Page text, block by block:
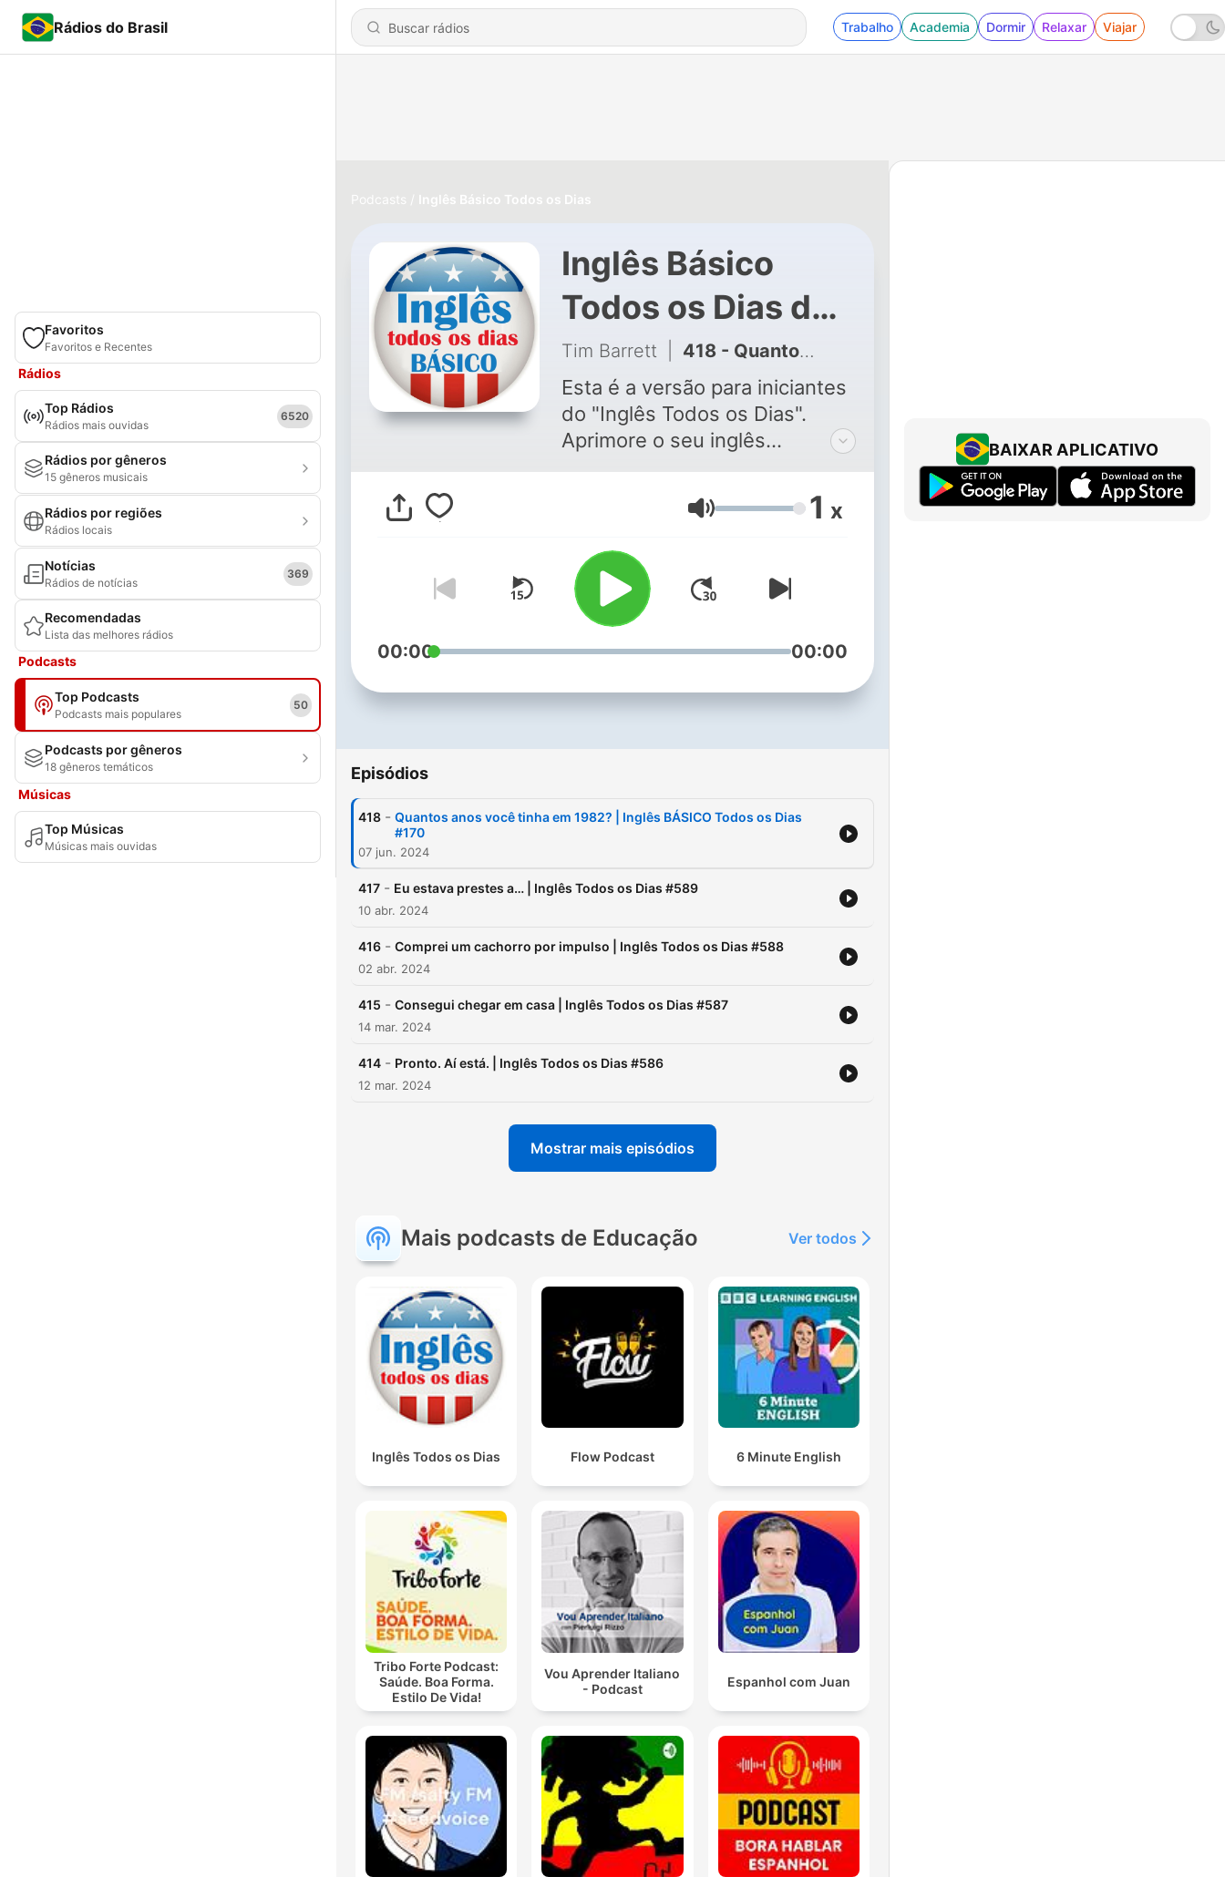
Rádios do Brasil Trabalho Academia Dormir Relaxar Viajar
Favoritos
Favoritos e Recentes
Rádios
Top Rádios
Rádios mais ouvidas
6520
Rádios por gêneros
15 gêneros musicais
Rádios por regiões
Rádios locais
Notícias
Rádios de notícias
369
Recomendadas
Lista das melhores rádios
Podcasts
Top Podcasts
Podcasts mais populares
50
Podcasts por gêneros
18 gêneros temáticos
Músicas
Top Músicas
Músicas mais ouvidas
Podcasts Inglês Básico Todos os Dias
Inglês Básico
Todos os Dias de
Tim Barrett
Tim Barrett 418 - Quantos anos você tinha em 1982? | Inglês BÁSICO Todos os Dias #170
Esta é a versão para iniciantes
do "Inglês Todos os Dias".
Aprimore o seu inglês
diáriamente com estes mini-
podcasts de 5 minutos com o
professor Tim Barrett de
www.domineingles.com.br.
Aprenda inglês do dia a dia,
estruturas básicas no inglês,
expressões, phrasal verbs,
preposições, collocations e
Volume 1 x
00:00 00:00
Episódios
418 - Quantos anos você tinha em 1982? | Inglês BÁSICO Todos os Dias
#170
07 jun. 2024
417 - Eu estava prestes a… | Inglês Todos os Dias #589
10 abr. 2024
416 - Comprei um cachorro por impulso | Inglês Todos os Dias #588
02 abr. 2024
415 - Consegui chegar em casa | Inglês Todos os Dias #587
14 mar. 2024
414 - Pronto. Aí está. | Inglês Todos os Dias #586
12 mar. 2024
Mostrar mais episódios
Mais podcasts de Educação Ver todos
Inglês Todos os Dias Flow Podcast 6 Minute English
Tribo Forte Podcast:
Saúde. Boa Forma.
Estilo De Vida!
Vou Aprender Italiano
- Podcast
Espanhol com Juan
BAIXAR APLICATIVO